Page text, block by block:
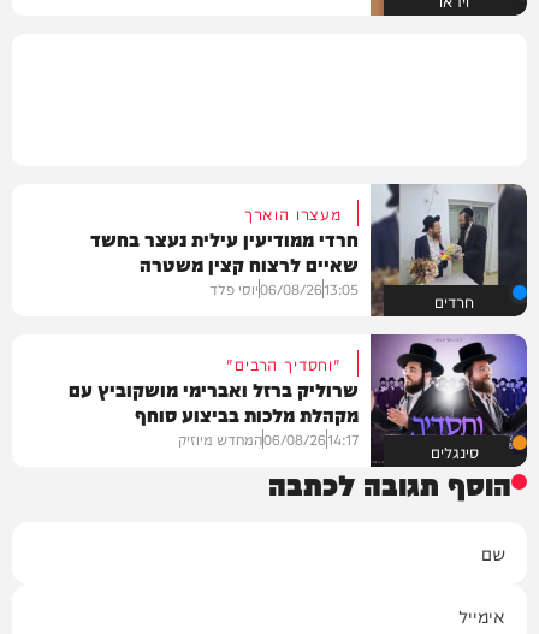
חרדים
מעצרו הוארך
חרדי ממודיעין עילית נעצר בחשד
שאיים לרצוח קצין משטרה
13:05
06/08/26יוסי פלד
סינגלים
"וחסדיך הרבים"
שרוליק ברזל ואברימי מושקוביץ עם
מקהלת מלכות בביצוע סוחף
14:17
06/08/26המחדש מיוזיק
הוסף תגובה לכתבה